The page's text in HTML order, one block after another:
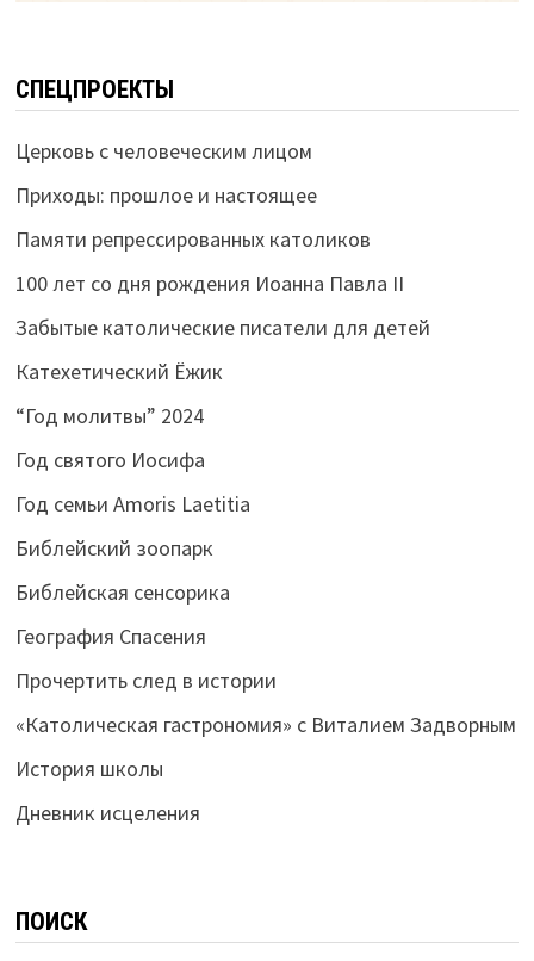
СПЕЦПРОЕКТЫ
Церковь с человеческим лицом
Приходы: прошлое и настоящее
Памяти репрессированных католиков
100 лет со дня рождения Иоанна Павла II
Забытые католические писатели для детей
Катехетический Ёжик
“Год молитвы” 2024
Год святого Иосифа
Год семьи Amoris Laetitia
Библейский зоопарк
Библейская сенсорика
География Спасения
Прочертить след в истории
«Католическая гастрономия» с Виталием Задворным
История школы
Дневник исцеления
ПОИСК